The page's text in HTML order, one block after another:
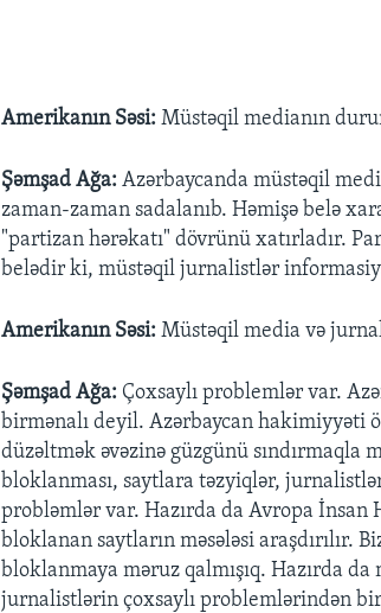
Amerikanın Səsi:Müstəqil medianın
Şəmşad Ağa:Azərbaycanda müstəqil
zaman-zaman sadalanıb. Həmişə belə
"partizan hərəkatı" dövrünü xatırladır.
belədir ki, müstəqil jurnalistlər
Amerikanın Səsi:Müstəqil media və
Şəmşad Ağa: Çoxsaylı problemlər var.
birmənalı deyil. Azərbaycan hakimiyyəti
düzəltmək əvəzinə güzgünü sındırmaqla
bloklanması, saytlara təzyiqlər,
probləmlər var. Hazırda da Avropa İnsan
bloklanan saytların məsələsi araşdırılır.
bloklanmaya məruz qalmışıq. Hazırda
jurnalistlərin çoxsaylı problemlərindən